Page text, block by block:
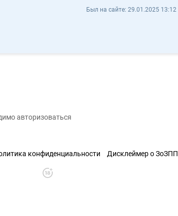
Кузнецова olasavas18 - Отзывы
Был на сайте: 29.01.2025 13:12
авторизоваться
конфиденциальности Дисклеймер о ЗоЗПП